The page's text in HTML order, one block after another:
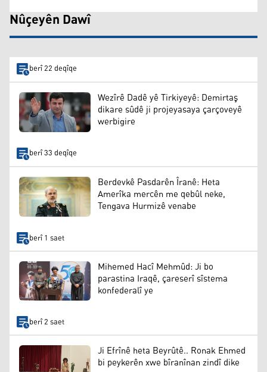
Nûçeyên Dawî
berî 22 deqîqe
Wezîrê Dadê yê Tirkiyeyê: Demirtaş
dikare sûdê ji projeyasaya çarçoveyê
werbigire
berî 33 deqîqe
Berdevkê Pasdarên Îranê: Heta
Amerîka mercên me qebûl neke,
Tengava Hurmizê venabe
berî 1 saet
Mihemed Hacî Mehmûd: Ji bo
parastina Iraqê, çareserî sîstema
konfederalî ye
berî 2 saet
Ji Efrînê heta Beyrûtê.. Ronak Ehmed
bi peykerên xwe bîranînan zindî dike